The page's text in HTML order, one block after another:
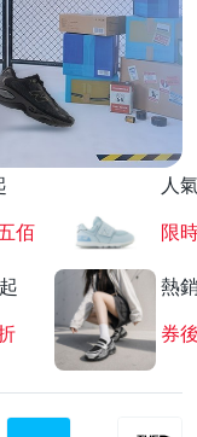
夜殺 喜光全光譜放暑假限時86折
佰
人
限
熱
券